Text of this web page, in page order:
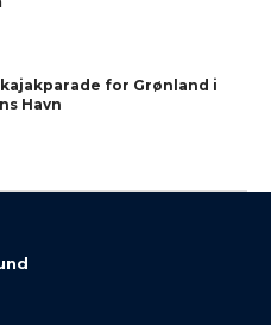
for Grønland i
Havn